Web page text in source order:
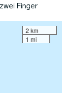
Finger
2 km
1 mi